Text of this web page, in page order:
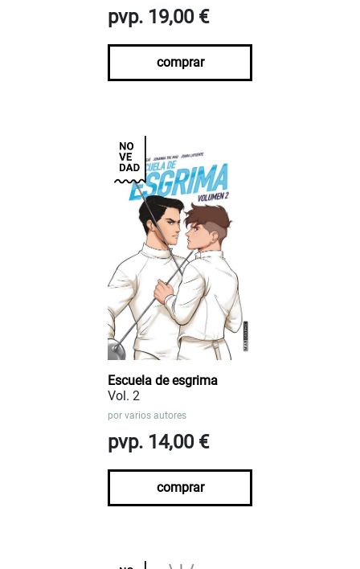
pvp. 19,00 €
comprar
Escuela de esgrima
Vol. 2
por varios autores
pvp. 14,00 €
comprar